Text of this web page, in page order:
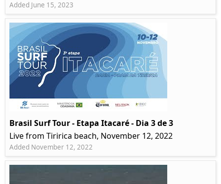
Added June 15, 2023
Brasil Surf Tour - Etapa Itacaré - Dia 3 de 3
Live from Tiririca beach, November 12, 2022
Added November 12, 2022